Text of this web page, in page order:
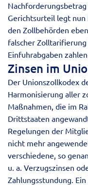
Gerichtsurteil legt
den Zollbehörden
falscher Zolltarifierung
Einfuhrabgaben
Zinsen im
Der Unionszollkodex
Harmonisierung aller
Maßnahmen, die im
Drittstaaten
Regelungen der
nicht mehr
verschiedene, so
u. a. Verzugszinsen
Zahlungsstundung.